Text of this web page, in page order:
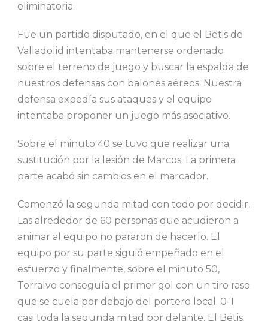
eliminatoria.
Fue un partido disputado, en el que el Betis de
Valladolid intentaba mantenerse ordenado
sobre el terreno de juego y buscar la espalda de
nuestros defensas con balones aéreos. Nuestra
defensa expedía sus ataques y el equipo
intentaba proponer un juego más asociativo.
Sobre el minuto 40 se tuvo que realizar una
sustitución por la lesión de Marcos. La primera
parte acabó sin cambios en el marcador.
Comenzó la segunda mitad con todo por decidir.
Las alrededor de 60 personas que acudieron a
animar al equipo no pararon de hacerlo. El
equipo por su parte siguió empeñado en el
esfuerzo y finalmente, sobre el minuto 50,
Torralvo conseguía el primer gol con un tiro raso
que se cuela por debajo del portero local. 0-1
casi toda la segunda mitad por delante. El Betis